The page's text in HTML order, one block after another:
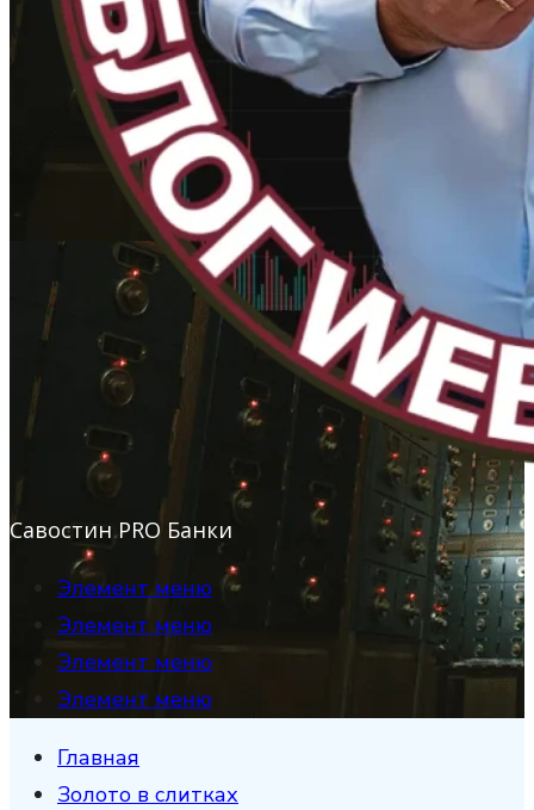
Савостин PRO Банки
Элемент меню
Элемент меню
Элемент меню
Элемент меню
Главная
Золото в слитках